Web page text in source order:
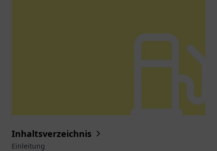
Inhaltsverzeichnis
Einleitung